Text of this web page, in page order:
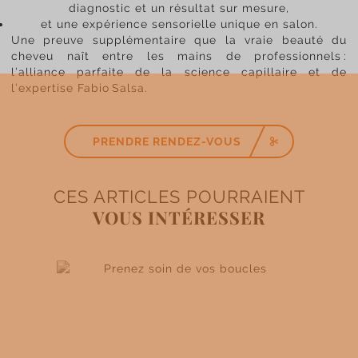
diagnostic et un résultat sur mesure,
et une expérience sensorielle unique en salon.
Une preuve supplémentaire que la vraie beauté du
cheveu naît entre les mains de professionnels :
l’alliance parfaite de la science capillaire et de
l’expertise Fabio Salsa.
PRENDRE RENDEZ-VOUS
CES ARTICLES POURRAIENT
VOUS INTÉRESSER